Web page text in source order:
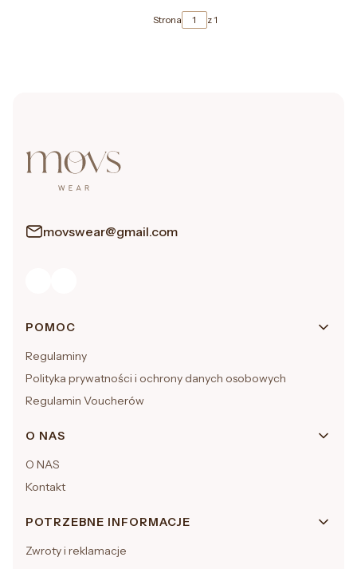
Strona z 1
movswear@gmail.com
Linki w stopce
POMOC
Regulaminy
Polityka prywatności i ochrony danych osobowych
Regulamin Voucherów
O NAS
O NAS
Kontakt
POTRZEBNE INFORMACJE
Zwroty i reklamacje